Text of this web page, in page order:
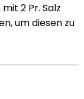
2 Pr. Salz
um diesen zu